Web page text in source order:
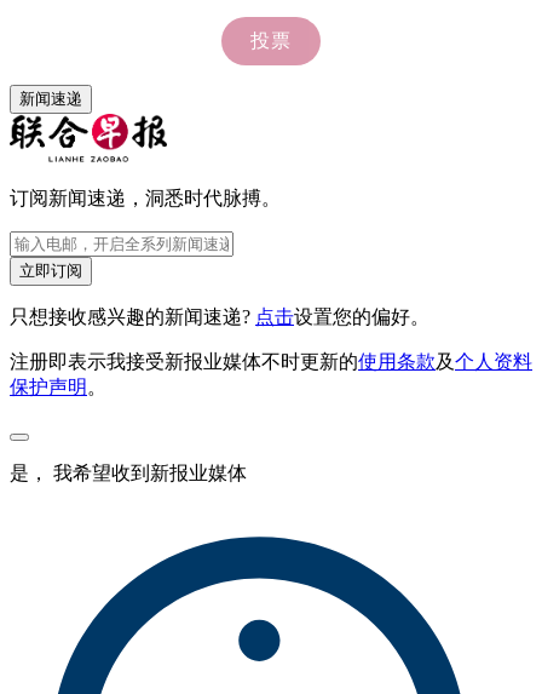
新闻速递
订阅新闻速递，洞悉时代脉搏。
立即订阅
只想接收感兴趣的新闻速递? 点击设置您的偏好。
注册即表示我接受新报业媒体不时更新的使用条款及个人资料
保护声明 。
是， 我希望收到新报业媒体